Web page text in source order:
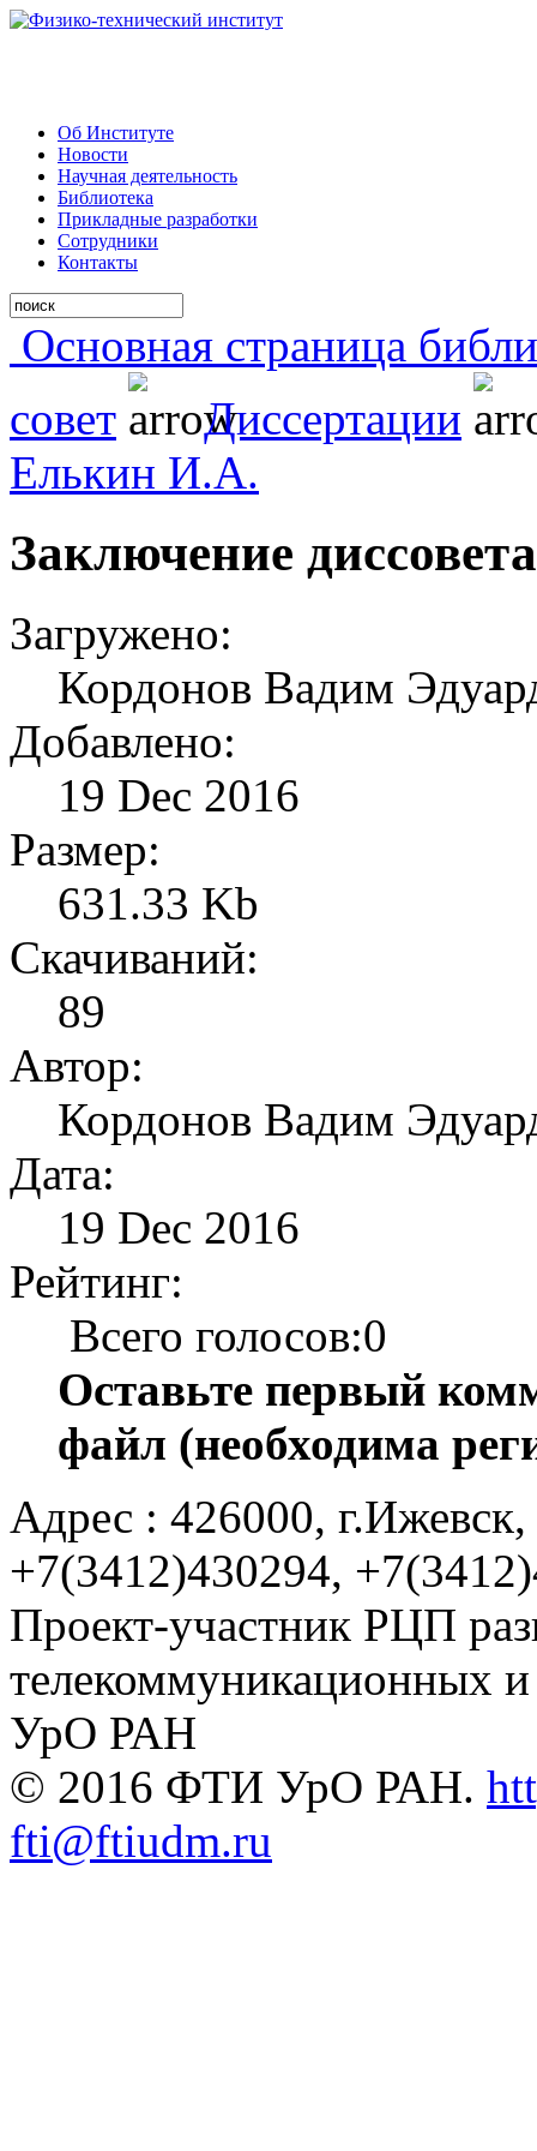
Об Институте
Новости
Научная деятельность
Библиотека
Прикладные разработки
Сотрудники
Контакты
Основная страница
совет
Диссертации
Елькин И.А.
Заключение
Загружено:
Кордонов Вадим
Добавлено:
19 Dec 2016
Размер:
631.33 Kb
Скачиваний:
89
Автор:
Кордонов Вадим
Дата:
19 Dec 2016
Рейтинг:
Всего голосов:0
Оставьте первый
файл (необходима
Адрес : 426000,
+7(3412)430294,
Проект-участник РЦП
телекоммуникационных
УрО РАН
© 2016 ФТИ УрО РАН.
fti@ftiudm.ru